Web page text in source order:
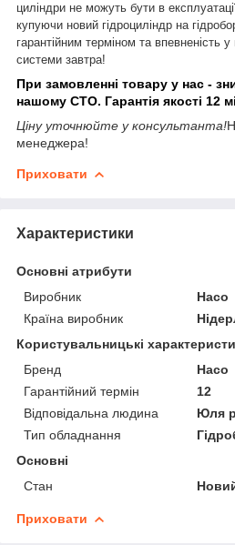
циліндри не можуть бути в
купуючи новий гідроциліндр на
гарантійним терміном та впевненість у
системи завтра!
При замовленні товару у нас -
нашому СТО. Гарантія якості 12
Ціну уточнюйте у консультанта!
менеджера!
Приховати
Характеристики
Основні атрибути
Виробник
Haco
Країна виробник
Користувальницькі
Бренд
Haco
Гарантійний термін
12
Відповідальна людина
Юля
Тип обладнання
Основні
Стан
Приховати